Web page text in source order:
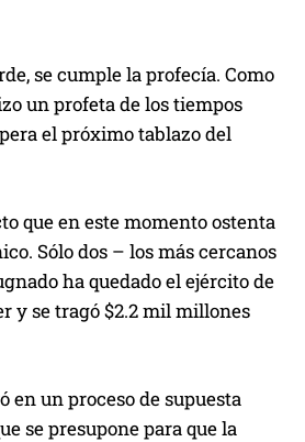
se cumple la profecía. Como
un profeta de los tiempos
el próximo tablazo del
que en este momento ostenta
Sólo dos – los más cercanos
ha quedado el ejército de
y se tragó $2.2 mil millones
en un proceso de supuesta
se presupone para que la